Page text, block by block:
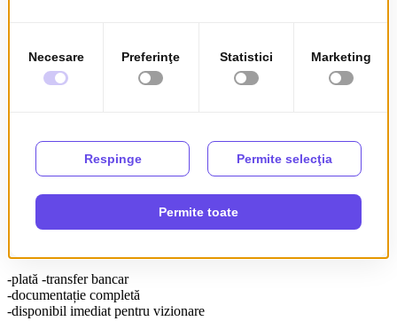
⭐ De ce este o alegere inspirată:
🚇 acces rapid către transport public și zonele cheie ale orașului
🔑 Gata de mutare imediată – fără investiții suplimentare
💼 Perfect pentru investiție – se închiriază rapid
🌿 Atmosferă intimă – rară în centrul Bucureștiului
-plată -transfer bancar
-documentație completă
-disponibil imediat pentru vizionare